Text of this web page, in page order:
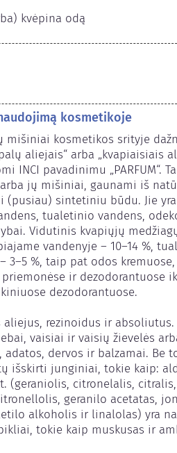
kvėpina odą
kosmetikoje
mišiniai kosmetikos srityje
aliejais“ arba „kvapiaisiais
pavadinimu „PARFUM“.
jų mišiniai, gaunami iš
sintetiniu būdu. Jie
tualetinio vandens,
Vidutinis kvapiųjų
vandenyje – 10–14 %,
3–5 %, taip pat odos
ir dezodorantuose
dezodorantuose.
rezinoidus ir
vaisiai ir vaisių žievelės
adatos, dervos ir balzamai. Be
išskirti junginiai, tokie kaip:
(geraniolis, citronelalis,
geranilo acetatas,
alkoholis ir linalolas) yra
tokie kaip muskusas ir